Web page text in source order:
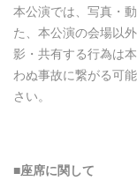
本公演では、写真・
た、本公演の会場以
影・共有する行為は
わぬ事故に繋がる可
さい。
■座席に関して